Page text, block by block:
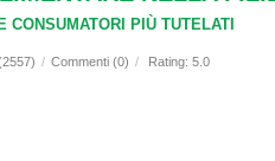
PIÙ TUTELATI
/ Commenti (0) / Rating: 5.0